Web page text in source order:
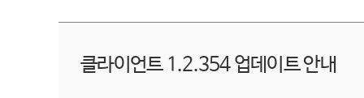
클라이언트 1.2.354 업데이트 안내